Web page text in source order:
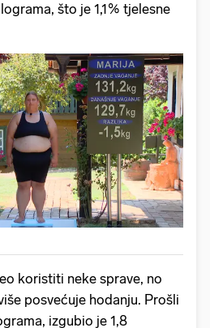
što je 1,1% tjelesne
koristiti neke sprave, no
posvećuje hodanju. Prošli
izgubio je 1,8